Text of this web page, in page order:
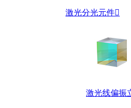
激光分光元件
激光线偏振